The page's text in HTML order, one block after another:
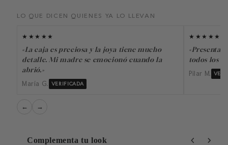
LO QUE DICEN QUIENES YA LO LLEVAN
★★★★★
«La caja es preciosa y la joya tiene mucho
detalle. Mi madre se emocionó cuando la
abrió.»
María G. VERIFICADA
★★★★★
todos los
Pilar M.
← →
Complementa tu look